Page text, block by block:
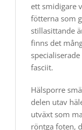
ett smidigare
fötterna som
stillasittande
finns det
fasciit.
Hälsporre
delen utav
utväxt som
röntga foten,